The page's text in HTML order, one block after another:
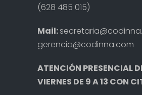
(628 485 015)
Mail:
gerencia@codinna.com
ATENCIÓN PRESENCIAL
VIERNES DE 9 A 13 CON